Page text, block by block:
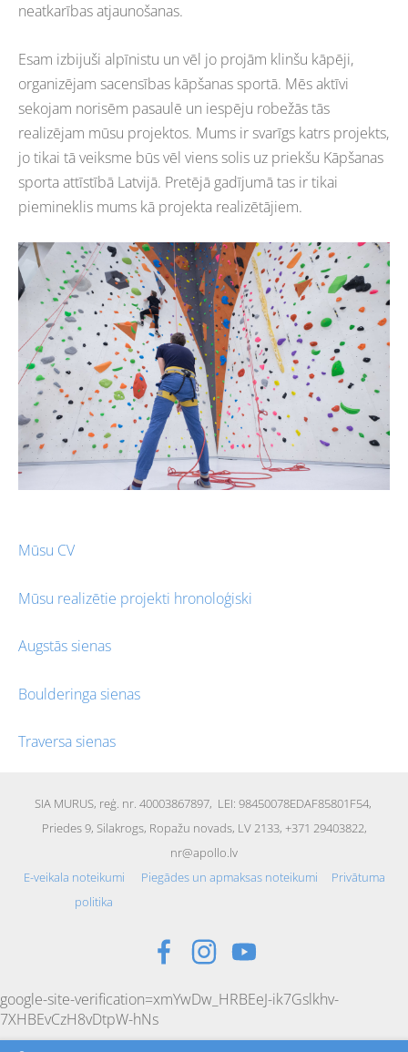
neatkarības atjaunošanas.
Esam izbijuši alpīnistu un vēl jo projām klinšu kāpēji,
organizējam sacensības kāpšanas sportā. Mēs aktīvi
sekojam norisēm pasaulē un iespēju robežās tās
realizējam mūsu projektos. Mums ir svarīgs katrs projekts,
jo tikai tā veiksme būs vēl viens solis uz priekšu Kāpšanas
sporta attīstībā Latvijā. Pretējā gadījumā tas ir tikai
piemineklis mums kā projekta realizētājiem.
Mūsu CV
Mūsu realizētie projekti hronoloģiski
Augstās sienas
Boulderinga sienas
Traversa sienas
SIA MURUS, reģ. nr. 40003867897, LEI: 98450078EDAF85801F54,
Priedes 9, Silakrogs, Ropažu novads, LV 2133, +371 29403822,
nr@apollo.lv
E-veikala noteikumi
Piegādes un apmaksas noteikumi
Privātuma
politika
google-site-verification=xmYwDw_HRBEeJ-ik7Gslkhv-
7XHBEvCzH8vDtpW-hNs